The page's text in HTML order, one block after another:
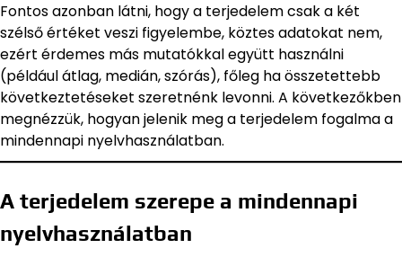
Fontos azonban látni, hogy a terjedelem csak a két
szélső értéket veszi figyelembe, köztes adatokat nem,
ezért érdemes más mutatókkal együtt használni
(például átlag, medián, szórás), főleg ha összetettebb
következtetéseket szeretnénk levonni. A következőkben
megnézzük, hogyan jelenik meg a terjedelem fogalma a
mindennapi nyelvhasználatban.
A terjedelem szerepe a mindennapi
nyelvhasználatban